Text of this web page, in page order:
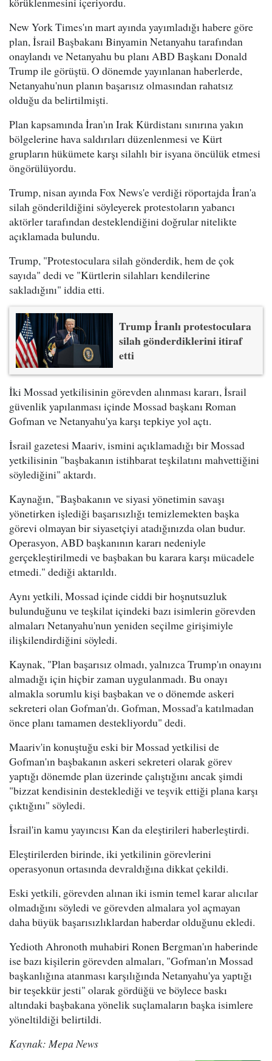
New York Times'ın mart ayında yayımladığı habere göre
plan, İsrail Başbakanı Binyamin Netanyahu tarafından
onaylandı ve Netanyahu bu planı ABD Başkanı Donald
Trump ile görüştü. O dönemde yayınlanan haberlerde,
Netanyahu'nun planın başarısız olmasından rahatsız
olduğu da belirtilmişti.
Plan kapsamında İran'ın Irak Kürdistanı sınırına yakın
bölgelerine hava saldırıları düzenlenmesi ve Kürt
grupların hükümete karşı silahlı bir isyana öncülük etmesi
öngörülüyordu.
Trump, nisan ayında Fox News'e verdiği röportajda İran'a
silah gönderildiğini söyleyerek protestoların yabancı
aktörler tarafından desteklendiğini doğrular nitelikte
açıklamada bulundu.
Trump, "Protestoculara silah gönderdik, hem de çok
sayıda" dedi ve "Kürtlerin silahları kendilerine
sakladığını" iddia etti.
Trump İranlı protestoculara
silah gönderdiklerini itiraf
etti
İki Mossad yetkilisinin görevden alınması kararı, İsrail
güvenlik yapılanması içinde Mossad başkanı Roman
Gofman ve Netanyahu'ya karşı tepkiye yol açtı.
İsrail gazetesi Maariv, ismini açıklamadığı bir Mossad
yetkilisinin "başbakanın istihbarat teşkilatını mahvettiğini
söylediğini" aktardı.
Kaynağın, "Başbakanın ve siyasi yönetimin savaşı
yönetirken işlediği başarısızlığı temizlemekten başka
görevi olmayan bir siyasetçiyi atadığınızda olan budur.
Operasyon, ABD başkanının kararı nedeniyle
gerçekleştirilmedi ve başbakan bu karara karşı mücadele
etmedi." dediği aktarıldı.
Aynı yetkili, Mossad içinde ciddi bir hoşnutsuzluk
bulunduğunu ve teşkilat içindeki bazı isimlerin görevden
almaları Netanyahu'nun yeniden seçilme girişimiyle
ilişkilendirdiğini söyledi.
Kaynak, "Plan başarısız olmadı, yalnızca Trump'ın onayını
almadığı için hiçbir zaman uygulanmadı. Bu onayı
almakla sorumlu kişi başbakan ve o dönemde askeri
sekreteri olan Gofman'dı. Gofman, Mossad'a katılmadan
önce planı tamamen destekliyordu" dedi.
Maariv'in konuştuğu eski bir Mossad yetkilisi de
Gofman'ın başbakanın askeri sekreteri olarak görev
yaptığı dönemde plan üzerinde çalıştığını ancak şimdi
"bizzat kendisinin desteklediği ve teşvik ettiği plana karşı
çıktığını" söyledi.
İsrail'in kamu yayıncısı Kan da eleştirileri haberleştirdi.
Eleştirilerden birinde, iki yetkilinin görevlerini
operasyonun ortasında devraldığına dikkat çekildi.
Eski yetkili, görevden alınan iki ismin temel karar alıcılar
olmadığını söyledi ve görevden almalara yol açmayan
daha büyük başarısızlıklardan haberdar olduğunu ekledi.
Yedioth Ahronoth muhabiri Ronen Bergman'ın haberinde
ise bazı kişilerin görevden almaları, "Gofman'ın Mossad
başkanlığına atanması karşılığında Netanyahu'ya yaptığı
bir teşekkür jesti" olarak gördüğü ve böylece baskı
altındaki başbakana yönelik suçlamaların başka isimlere
yöneltildiği belirtildi.
Kaynak: Mepa News